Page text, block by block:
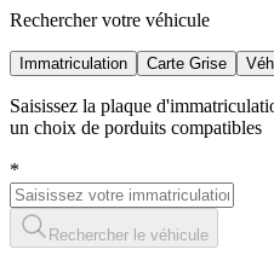
Rechercher votre véhicule
Immatriculation Carte Grise
Saisissez la plaque
un choix de porduits compatibles
*
Rechercher le véhicule